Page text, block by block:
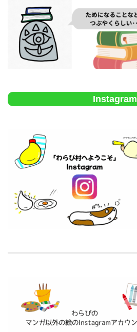
Instagram